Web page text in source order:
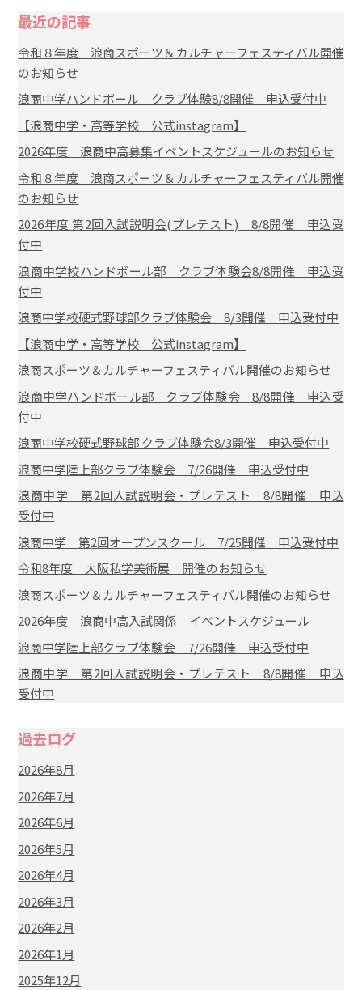
最近の記事
令和８年度 浪商スポーツ＆カルチャーフェスティバル開催
のお知らせ
浪商中学ハンドボール クラブ体験8/8開催 申込受付中
【浪商中学・高等学校 公式instagram】
2026年度 浪商中高募集イベントスケジュールのお知らせ
令和８年度 浪商スポーツ＆カルチャーフェスティバル開催
のお知らせ
2026年度 第2回入試説明会(プレテスト) 8/8開催 申込受
付中
浪商中学校ハンドボール部 クラブ体験会8/8開催 申込受
付中
浪商中学校硬式野球部クラブ体験会 8/3開催 申込受付中
【浪商中学・高等学校 公式instagram】
浪商スポーツ＆カルチャーフェスティバル開催のお知らせ
浪商中学ハンドボール部 クラブ体験会 8/8開催 申込受
付中
浪商中学校硬式野球部 クラブ体験会8/3開催 申込受付中
浪商中学陸上部クラブ体験会 7/26開催 申込受付中
浪商中学 第2回入試説明会・プレテスト 8/8開催 申込
受付中
浪商中学 第2回オープンスクール 7/25開催 申込受付中
令和8年度 大阪私学美術展 開催のお知らせ
浪商スポーツ＆カルチャーフェスティバル開催のお知らせ
2026年度 浪商中高入試関係 イベントスケジュール
浪商中学陸上部クラブ体験会 7/26開催 申込受付中
浪商中学 第2回入試説明会・プレテスト 8/8開催 申込
受付中
過去ログ
2026年8月
2026年7月
2026年6月
2026年5月
2026年4月
2026年3月
2026年2月
2026年1月
2025年12月